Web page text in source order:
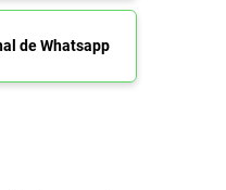
de Whatsapp